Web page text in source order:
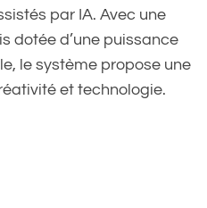
par IA. Avec une
dotée d’une puissance
le système propose une
et technologie.